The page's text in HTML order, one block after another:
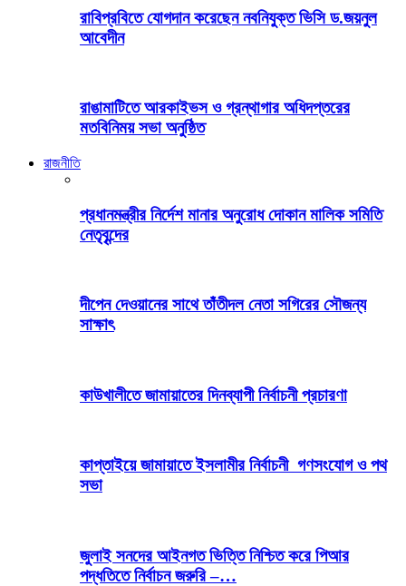
রাবিপ্রবিতে যোগদান করেছেন নবনিযুক্ত ভিসি ড.জয়নুল
আবেদীন
রাঙামাটিতে আরকাইভস ও গ্রন্থাগার অধিদপ্তরের
মতবিনিময় সভা অনুষ্ঠিত
রাজনীতি
প্রধানমন্ত্রীর নির্দেশ মানার অনুরোধ দোকান মালিক সমিতি
নেতৃবৃন্দের
দীপেন দেওয়ানের সাথে তাঁতীদল নেতা সগিরের সৌজন্য
সাক্ষাৎ
কাউখালীতে জামায়াতের দিনব্যাপী নির্বাচনী প্রচারণা
কাপ্তাইয়ে জামায়াতে ইসলামীর নির্বাচনী গণসংযোগ ও পথ
সভা
জুলাই সনদের আইনগত ভিত্তি নিশ্চিত করে পিআর
পদ্ধতিতে নির্বাচন জরুরি –…